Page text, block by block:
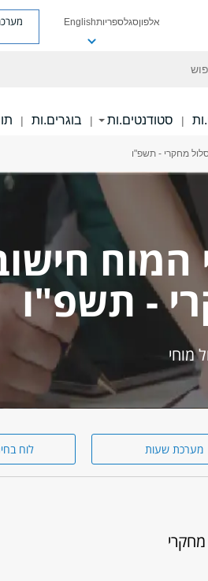
אלפוןסגלספריותEnglish
| סטודנטים.ות | בוגרים.ות |
מחקרי - תשפ"ו
המוח
- תשפ"ו
מערכת שעות לוח